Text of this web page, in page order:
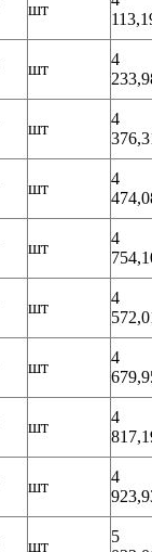
шт
шт
4
шт
4
шт
4
шт
4
шт
4
шт
4
шт
4
шт
4
шт
5